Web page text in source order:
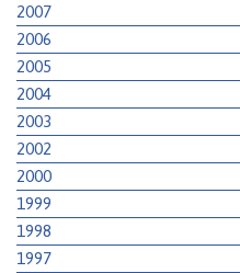
2007
2006
2005
2004
2003
2002
2000
1999
1998
1997